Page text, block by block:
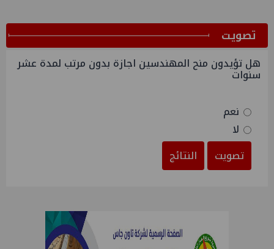
ﺗﺼﻮﻳﺖ
هل تؤيدون منح المهندسين اجازة بدون مرتب لمدة عشر
سنوات
نعم
لا
تصويت
النتائج